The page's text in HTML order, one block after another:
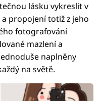
lásku vykreslit v
propojení totiž z jeho
fotografování
mazlení a
naplněny
na světě.